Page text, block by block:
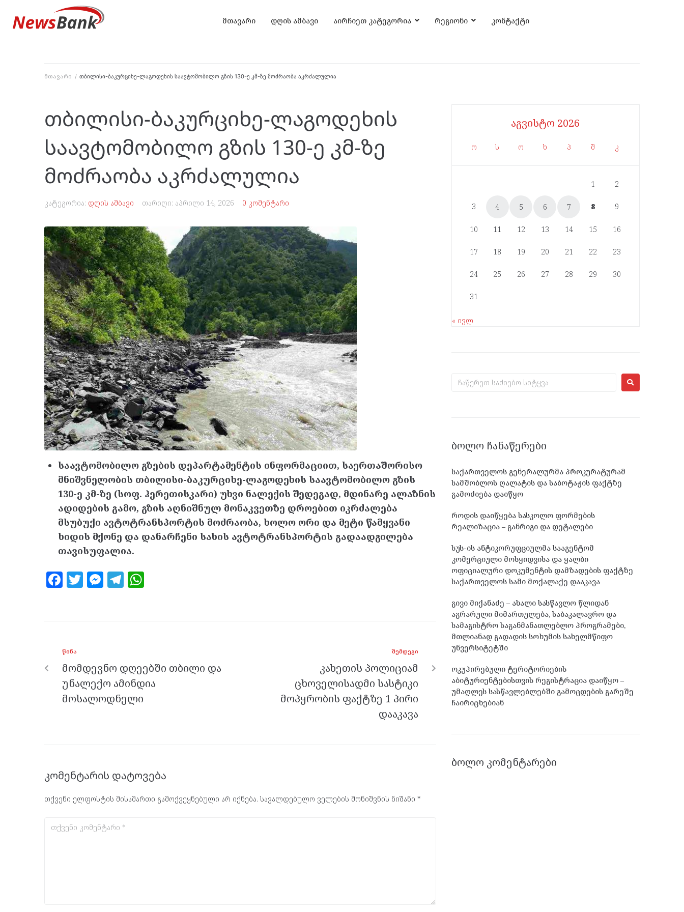
მთავარი დღის ამბავი აირჩიეთ კატეგორია რეგიონი კონტაქტი
მთავარი / თბილისი-ბაკურციხე-ლაგოდეხის საავტომობილო გზის 130-ე კმ-ზე მოძრაობა აკრძალულია
თბილისი-ბაკურციხე-ლაგოდეხის
საავტომობილო გზის 130-ე კმ-ზე
მოძრაობა აკრძალულია
კატეგორია: დღის ამბავი თარიღი: აპრილი 14, 2026 0 კომენტარი
საავტომობილო გზების დეპარტამენტის ინფორმაციით, საერთაშორისო
მნიშვნელობის თბილისი-ბაკურციხე-ლაგოდეხის საავტომობილო გზის
130-ე კმ-ზე (სოფ. ჰერეთისკარი) უხვი ნალექის შედეგად, მდინარე ალაზნის
ადიდების გამო, გზის აღნიშნულ მონაკვეთზე დროებით იკრძალება
მსუბუქი ავტოტრანსპორტის მოძრაობა, ხოლო ორი და მეტი წამყვანი
ხიდის მქონე და დანარჩენი სახის ავტოტრანსპორტის გადაადგილება
თავისუფალია.
F
o
o
k
T M
er
T
m p
p
ᲬᲘᲜᲐ
მომდევნო დღეებში თბილი და
უნალექო ამინდია
მოსალოდნელი
ᲨᲔᲛᲓᲔᲒᲘ
კახეთის პოლიციამ
ცხოველისადმი სასტიკი
მოპყრობის ფაქტზე 1 პირი
დააკავა
კომენტარის დატოვება
თქვენი ელფოსტის მისამართი გამოქვეყნებული არ იქნება. სავალდებულო ველების მონიშვნის ნიშანი *
აგვისტო 2026
ო ს ო ხ პ შ კ
1 2
3 4 5 6 7 8 9
10 11 12 13 14 15 16
17 18 19 20 21 22 23
24 25 26 27 28 29 30
31
« ივლ
ᲑᲝᲚᲝ ᲩᲐᲜᲐᲬᲔᲠᲔᲑᲘ
საქართველოს გენერალურმა პროკურატურამ
სამშობლოს ღალატის და საბოტაჟის ფაქტზე
გამოძიება დაიწყო
როდის დაიწყება სასკოლო ფორმების
რეალიზაცია – განრიგი და დეტალები
სუს-ის ანტიკორუფციულმა სააგენტომ
კომერციული მოსყიდვისა და ყალბი
ოფიციალური დოკუმენტის დამზადების ფაქტზე
საქართველოს სამი მოქალაქე დააკავა
გივი მიქანაძე – ახალი სასწავლო წლიდან
აგრარული მიმართულება, საბაკალავრო და
სამაგისტრო საგანმანათლებლო პროგრამები,
მთლიანად გადადის სოხუმის სახელმწიფო
უნვერსიტეტში
ოკუპირებული ტერიტორიების
აბიტურიენტებისთვის რეგისტრაცია დაიწყო –
უმაღლეს სასწავლებლებში გამოცდების გარეშე
ჩაირიცხებიან
ᲑᲝᲚᲝ ᲙᲝᲛᲔᲜᲢᲐᲠᲔᲑᲘ